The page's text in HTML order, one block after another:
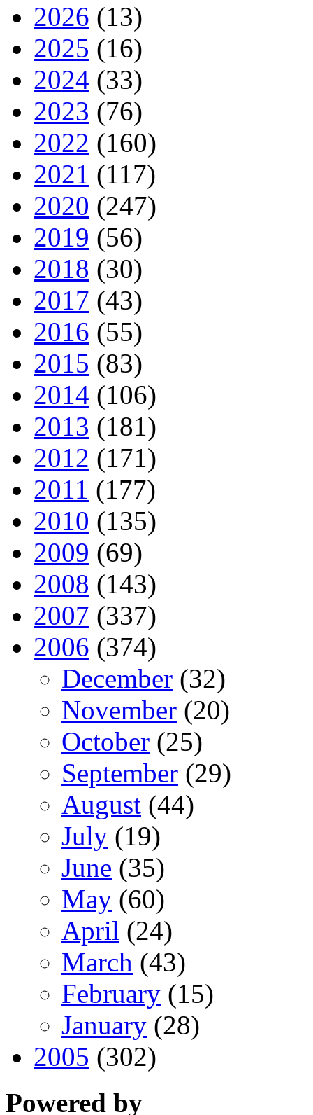
2026 (13)
2025 (16)
2024 (33)
2023 (76)
2022 (160)
2021 (117)
2020 (247)
2019 (56)
2018 (30)
2017 (43)
2016 (55)
2015 (83)
2014 (106)
2013 (181)
2012 (171)
2011 (177)
2010 (135)
2009 (69)
2008 (143)
2007 (337)
2006 (374)
December (32)
November (20)
October (25)
September (29)
August (44)
July (19)
June (35)
May (60)
April (24)
March (43)
February (15)
January (28)
2005 (302)
Powered by